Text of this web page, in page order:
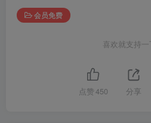
会员免费
喜欢就支持
点赞 450 分享